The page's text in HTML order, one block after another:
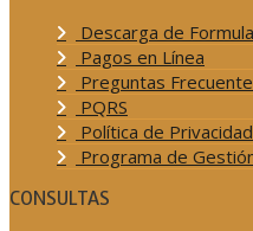
Descarga de
Pagos en Línea
Preguntas
PQRS
Política de Privacidad
Programa de
CONSULTAS